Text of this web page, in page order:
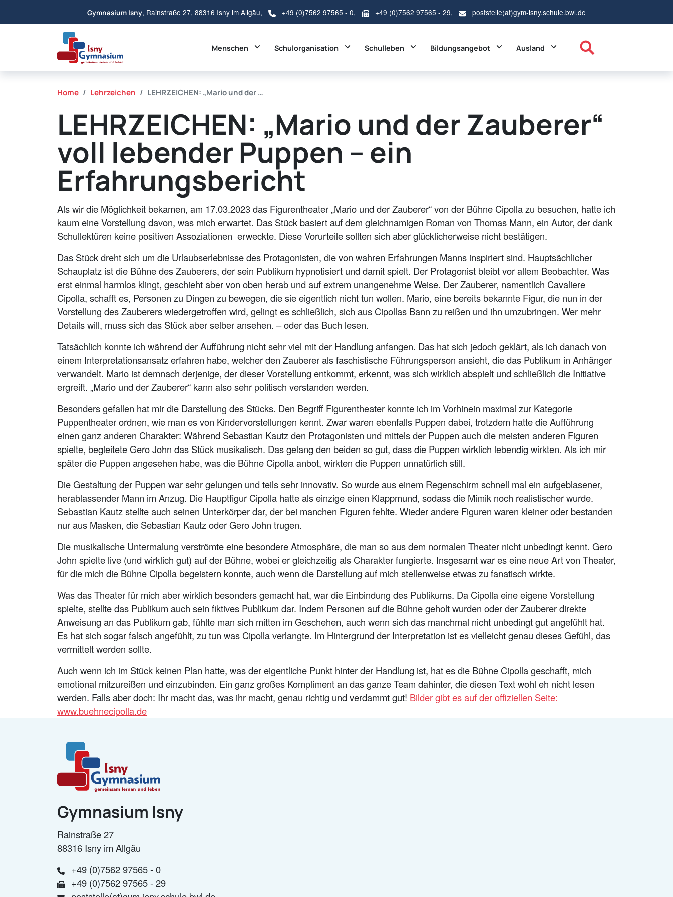
Gymnasium Isny, Rainstraße 27, 88316 Isny im Allgäu, +49 (0)7562 97565 - 0, +49 (0)7562 97565 - 29, poststelle(at)gym-isny.schule.bwl.de
Menschen Toggle Dropdown
Schulorganisation Toggle Dropdown
Schulleben Toggle Dropdown
Bildungsangebot Toggle Dropdown
Ausland Toggle Dropdown
Home Lehrzeichen LEHRZEICHEN: „Mario und der …
LEHRZEICHEN: „Mario und der Zauberer“
voll lebender Puppen – ein
Erfahrungsbericht
Als wir die Möglichkeit bekamen, am 17.03.2023 das Figurentheater „Mario und der Zauberer“ von der Bühne Cipolla zu besuchen, hatte ich
kaum eine Vorstellung davon, was mich erwartet. Das Stück basiert auf dem gleichnamigen Roman von Thomas Mann, ein Autor, der dank
Schullektüren keine positiven Assoziationen erweckte. Diese Vorurteile sollten sich aber glücklicherweise nicht bestätigen.
Das Stück dreht sich um die Urlaubserlebnisse des Protagonisten, die von wahren Erfahrungen Manns inspiriert sind. Hauptsächlicher
Schauplatz ist die Bühne des Zauberers, der sein Publikum hypnotisiert und damit spielt. Der Protagonist bleibt vor allem Beobachter. Was
erst einmal harmlos klingt, geschieht aber von oben herab und auf extrem unangenehme Weise. Der Zauberer, namentlich Cavaliere
Cipolla, schafft es, Personen zu Dingen zu bewegen, die sie eigentlich nicht tun wollen. Mario, eine bereits bekannte Figur, die nun in der
Vorstellung des Zauberers wiedergetroffen wird, gelingt es schließlich, sich aus Cipollas Bann zu reißen und ihn umzubringen. Wer mehr
Details will, muss sich das Stück aber selber ansehen. – oder das Buch lesen.
Tatsächlich konnte ich während der Aufführung nicht sehr viel mit der Handlung anfangen. Das hat sich jedoch geklärt, als ich danach von
einem Interpretationsansatz erfahren habe, welcher den Zauberer als faschistische Führungsperson ansieht, die das Publikum in Anhänger
verwandelt. Mario ist demnach derjenige, der dieser Vorstellung entkommt, erkennt, was sich wirklich abspielt und schließlich die Initiative
ergreift. „Mario und der Zauberer“ kann also sehr politisch verstanden werden.
Besonders gefallen hat mir die Darstellung des Stücks. Den Begriff Figurentheater konnte ich im Vorhinein maximal zur Kategorie
Puppentheater ordnen, wie man es von Kindervorstellungen kennt. Zwar waren ebenfalls Puppen dabei, trotzdem hatte die Aufführung
einen ganz anderen Charakter: Während Sebastian Kautz den Protagonisten und mittels der Puppen auch die meisten anderen Figuren
spielte, begleitete Gero John das Stück musikalisch. Das gelang den beiden so gut, dass die Puppen wirklich lebendig wirkten. Als ich mir
später die Puppen angesehen habe, was die Bühne Cipolla anbot, wirkten die Puppen unnatürlich still.
Die Gestaltung der Puppen war sehr gelungen und teils sehr innovativ. So wurde aus einem Regenschirm schnell mal ein aufgeblasener,
herablassender Mann im Anzug. Die Hauptfigur Cipolla hatte als einzige einen Klappmund, sodass die Mimik noch realistischer wurde.
Sebastian Kautz stellte auch seinen Unterkörper dar, der bei manchen Figuren fehlte. Wieder andere Figuren waren kleiner oder bestanden
nur aus Masken, die Sebastian Kautz oder Gero John trugen.
Die musikalische Untermalung verströmte eine besondere Atmosphäre, die man so aus dem normalen Theater nicht unbedingt kennt. Gero
John spielte live (und wirklich gut) auf der Bühne, wobei er gleichzeitig als Charakter fungierte. Insgesamt war es eine neue Art von Theater,
für die mich die Bühne Cipolla begeistern konnte, auch wenn die Darstellung auf mich stellenweise etwas zu fanatisch wirkte.
Was das Theater für mich aber wirklich besonders gemacht hat, war die Einbindung des Publikums. Da Cipolla eine eigene Vorstellung
spielte, stellte das Publikum auch sein fiktives Publikum dar. Indem Personen auf die Bühne geholt wurden oder der Zauberer direkte
Anweisung an das Publikum gab, fühlte man sich mitten im Geschehen, auch wenn sich das manchmal nicht unbedingt gut angefühlt hat.
Es hat sich sogar falsch angefühlt, zu tun was Cipolla verlangte. Im Hintergrund der Interpretation ist es vielleicht genau dieses Gefühl, das
vermittelt werden sollte.
Auch wenn ich im Stück keinen Plan hatte, was der eigentliche Punkt hinter der Handlung ist, hat es die Bühne Cipolla geschafft, mich
emotional mitzureißen und einzubinden. Ein ganz großes Kompliment an das ganze Team dahinter, die diesen Text wohl eh nicht lesen
werden. Falls aber doch: Ihr macht das, was ihr macht, genau richtig und verdammt gut! Bilder gibt es auf der offiziellen Seite:
www.buehnecipolla.de
Gymnasium Isny
Rainstraße 27
88316 Isny im Allgäu
+49 (0)7562 97565 - 0
+49 (0)7562 97565 - 29